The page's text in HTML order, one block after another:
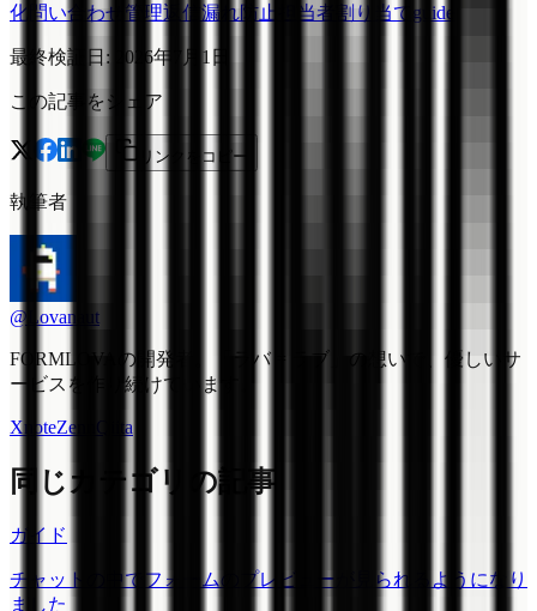
化 問い合わせ管理返信漏れ防止 担当者割り当て guide
最終検証日 : 2026年7月1日
この記事をシェア
リンクをコピー
執筆者
@Lovanaut
FORMLOVAの開発者。「ラバ = ラブ」の想いで、優しいサ
ービスを作り続けています。
XnoteZenn Qiita
同じカテゴリの記事
ガイド
チャットの中でフォームのプレビューが見られるようになり
ました